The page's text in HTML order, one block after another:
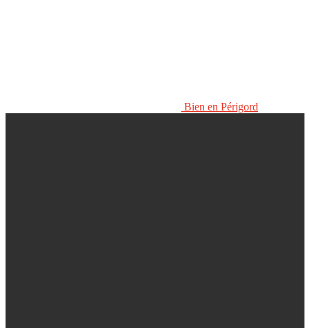
Bien en Périgord